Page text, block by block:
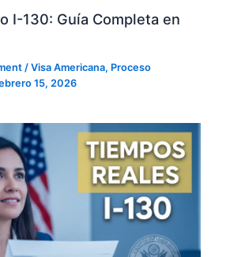
I-130: Guía Completa en
/Visa Americana, Proceso
15, 2026